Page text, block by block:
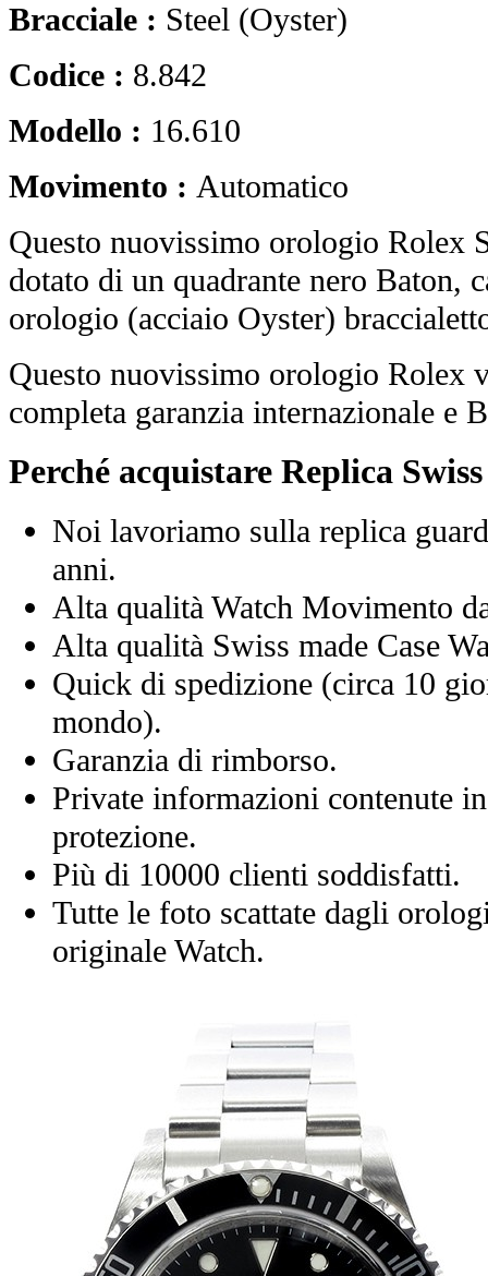
Bracciale : Steel (Oyster)
Codice : 8.842
Modello : 16.610
Movimento : Automatico
Questo nuovissimo orologio Rolex
dotato di un quadrante nero Baton,
orologio (acciaio Oyster)
Questo nuovissimo orologio Rolex
completa garanzia internazionale e
Perché acquistare Replica
Noi lavoriamo sulla replica
anni.
Alta qualità Watch Movimento
Alta qualità Swiss made Case
Quick di spedizione (circa 10
mondo).
Garanzia di rimborso.
Private informazioni contenute
protezione.
Più di 10000 clienti soddisfatti.
Tutte le foto scattate dagli
originale Watch.